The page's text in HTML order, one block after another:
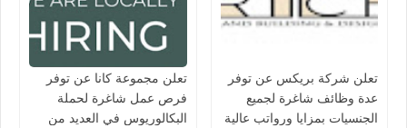
تعلن شركة بريكس عن توفر
عدة وظائف شاغرة لجميع
الجنسيات بمزايا ورواتب عالية
تعلن مجموعة كانا عن توفر
فرص عمل شاغرة لحملة
البكالوريوس في العديد من